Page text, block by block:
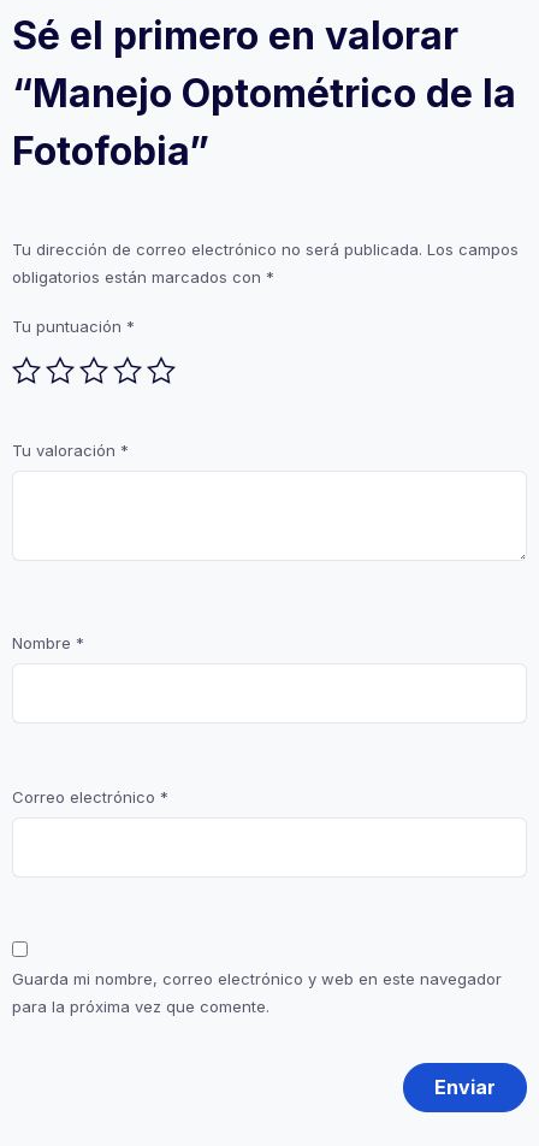
Sé el primero en valorar
“Manejo Optométrico de la
Fotofobia”
Tu dirección de correo electrónico no será publicada. Los campos
obligatorios están marcados con *
Tu puntuación *
Tu valoración *
Nombre *
Correo electrónico *
Guarda mi nombre, correo electrónico y web en este navegador
para la próxima vez que comente.